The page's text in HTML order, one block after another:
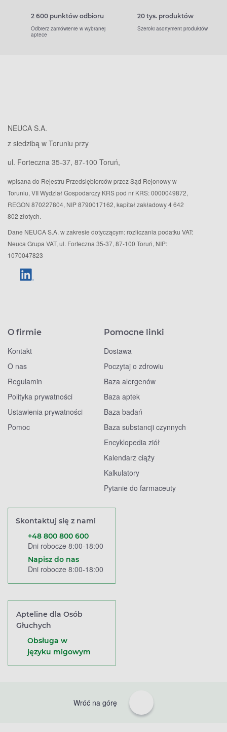
2 600 punktów odbioru
Odbierz zamówienie w wybranej
aptece
20 tys. produktów
Szeroki asortyment produktów
NEUCA S.A.
z siedzibą w Toruniu przy
ul. Forteczna 35-37, 87-100 Toruń,
wpisana do Rejestru Przedsiębiorców przez Sąd Rejonowy w
Toruniu, VII Wydział Gospodarczy KRS pod nr KRS: 0000049872,
REGON 870227804, NIP 8790017162, kapitał zakładowy 4 642
802 złotych.
Dane NEUCA S.A. w zakresie dotyczącym: rozliczania podatku VAT:
Neuca Grupa VAT, ul. Forteczna 35-37, 87-100 Toruń, NIP:
1070047823
O firmie
Kontakt
O nas
Regulamin
Polityka prywatności
Ustawienia prywatności
Pomoc
Pomocne linki
Dostawa
Poczytaj o zdrowiu
Baza alergenów
Baza aptek
Baza badań
Baza substancji czynnych
Encyklopedia ziół
Kalendarz ciąży
Kalkulatory
Pytanie do farmaceuty
Skontaktuj się z nami
+48 800 800 600
Dni robocze 8:00-18:00
Napisz do nas
Dni robocze 8:00-18:00
Apteline dla Osób
Głuchych
Obsługa w
języku migowym
Wróć na górę